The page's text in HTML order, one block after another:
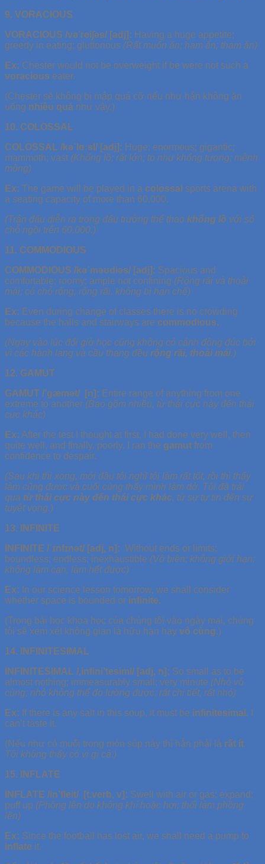
9. VORACIOUS
VORACIOUS /və’rei∫əs/ [adj]: Having a huge appetite;
greedy in eating; gluttonous (Rất muốn ăn; ham ăn; tham ăn)
Ex: Chester would not be overweight if be were not such a
voracious eater.
(Chester sẽ không bị mập quá cỡ nếu như hắn không ăn
uống nhiều quá như vậy.)
10. COLOSSAL
COLOSSAL /kəˈlɑːsl/ [adj]: Huge; enormous; gigantic;
mammoth; vast (Khổng lồ; rất lớn; to như khổng tượng; mênh
mông)
Ex: The game will be played in a colossal sports arena with
a seating capacity of more than 60,000.
(Trận đấu diễn ra trong đấu trường thể thao khổng lồ với số
chỗ ngồi trên 60.000.)
11. COMMODIOUS
COMMODIOUS /kəˈməʊdiəs/ [adj]: Spacious and
comfortable; roomy; ample not confining (Rộng rãi và thoải
mái; có chỗ rộng; rộng rãi, không bị hạn chế)
Ex: Even during change of classes there is no crowding
because the halls and stairways are commodious.
(Ngay vào lúc đổi giờ học cũng không có cảnh đông đúc bởi
vì các hành lang và cầu thang đều rộng rãi, thoải mái.)
12. GAMUT
GAMUT /’gæmət/ [n]: Entire range of anything from one
extreme to another (Bao gồm nhiều, từ thái cực này đến thái
cực khác)
Ex: After the test I thought at first, I had done very well, then
quite well, and finally, poorly. I ran the gamut from
confidence to despair.
(Sau khi thi xong, mới đầu tôi nghĩ tôi làm rất tốt, rồi thì thấy
làm cũng được và cuối cùng thấy mình làm dở. Tôi đã trải
qua từ thái cực này đến thái cực khác, từ sự tự tin đến sự
tuyệt vọng.)
13. INFINITE
INFINITE /ˈɪnfɪnət/ [adj, n]: Without ends or limits;
boundless; endless; inexhaustible (Vô biên; không giới hạn;
không làm cạn, làm hết được)
Ex: In our science lesson tomorrow, we shall consider
whether space is bounded or infinite.
(Trong bài học khoa học của chúng tôi vào ngày mai, chúng
tôi sẽ xem xét không gian là hữu hạn hay vô cùng.)
14. INFINITESIMAL
INFINITESIMAL /,infini’tesiml/ [adj, n]: So small as to be
almost nothing; immeasurably small; very minute (Nhỏ vô
cùng; nhỏ không thể đo lường được; rất chi tiết, rất nhỏ)
Ex: If there is any salt in this soup, it must be infinitesimal . I
can’t taste it.
(Nếu như có muối trong món súp này thì hẳn phải là rất ít.
Tôi không thấy có vị gì cả.)
15. INFLATE
INFLATE /in’fleit/ [t.verb, v]: Swell with air or gas; expand;
puff up (Phồng lên do không khí hoặc hơi; thổi làm phồng
lên)
Ex: Since the football has lost air, we shall need a pump to
inflate it.